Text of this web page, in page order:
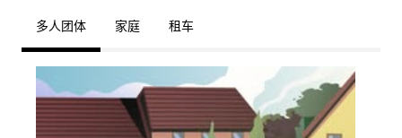
多人团体 家庭 租车